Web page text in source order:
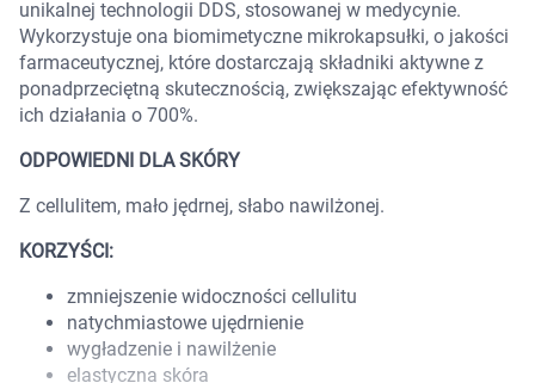
Korzystamy z plików cookies w celu
unikalnej technologii DDS, stosowanej w medycynie.
Wykorzystuje ona biomimetyczne mikrokapsułki, o jakości
farmaceutycznej, które dostarczają składniki aktywne z
ponadprzeciętną skutecznością, zwiększając efektywność
ich działania o 700%.
ODPOWIEDNI DLA SKÓRY
Z cellulitem, mało jędrnej, słabo nawilżonej.
KORZYŚCI:
zmniejszenie widoczności cellulitu
natychmiastowe ujędrnienie
wygładzenie i nawilżenie
elastyczna skóra